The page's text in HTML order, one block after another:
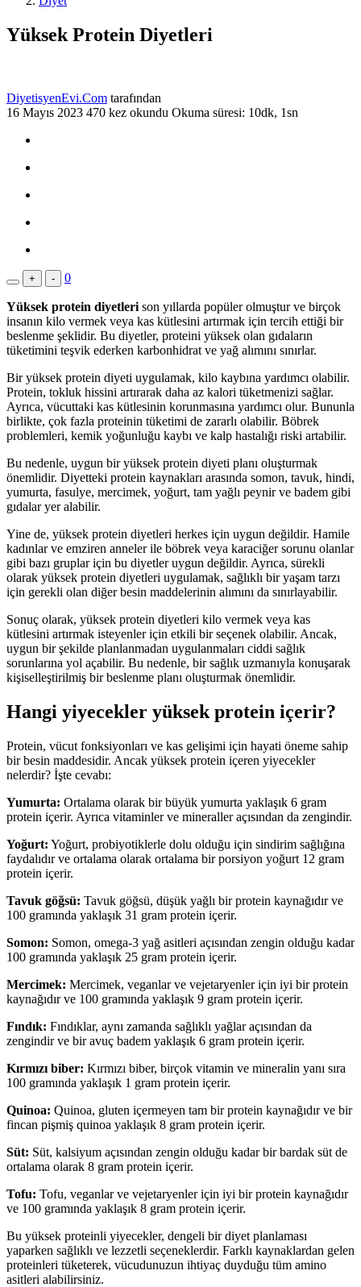
Yüksek Protein Diyetleri
DiyetisyenEvi.Com tarafından
16 Mayıs 2023 470 kez okundu Okuma süresi: 10dk, 1sn
+ - 0
Yüksek protein diyetleri son yıllarda popüler olmuştur ve birçok
insanın kilo vermek veya kas kütlesini artırmak için tercih ettiği bir
beslenme şeklidir. Bu diyetler, proteini yüksek olan gıdaların
tüketimini teşvik ederken karbonhidrat ve yağ alımını sınırlar.
Bir yüksek protein diyeti uygulamak, kilo kaybına yardımcı olabilir.
Protein, tokluk hissini artırarak daha az kalori tüketmenizi sağlar.
Ayrıca, vücuttaki kas kütlesinin korunmasına yardımcı olur. Bununla
birlikte, çok fazla proteinin tüketimi de zararlı olabilir. Böbrek
problemleri, kemik yoğunluğu kaybı ve kalp hastalığı riski artabilir.
Bu nedenle, uygun bir yüksek protein diyeti planı oluşturmak
önemlidir. Diyetteki protein kaynakları arasında somon, tavuk, hindi,
yumurta, fasulye, mercimek, yoğurt, tam yağlı peynir ve badem gibi
gıdalar yer alabilir.
Yine de, yüksek protein diyetleri herkes için uygun değildir. Hamile
kadınlar ve emziren anneler ile böbrek veya karaciğer sorunu olanlar
gibi bazı gruplar için bu diyetler uygun değildir. Ayrıca, sürekli
olarak yüksek protein diyetleri uygulamak, sağlıklı bir yaşam tarzı
için gerekli olan diğer besin maddelerinin alımını da sınırlayabilir.
Sonuç olarak, yüksek protein diyetleri kilo vermek veya kas
kütlesini artırmak isteyenler için etkili bir seçenek olabilir. Ancak,
uygun bir şekilde planlanmadan uygulanmaları ciddi sağlık
sorunlarına yol açabilir. Bu nedenle, bir sağlık uzmanıyla konuşarak
kişiselleştirilmiş bir beslenme planı oluşturmak önemlidir.
Hangi yiyecekler yüksek protein içerir?
Protein, vücut fonksiyonları ve kas gelişimi için hayati öneme sahip
bir besin maddesidir. Ancak yüksek protein içeren yiyecekler
nelerdir? İşte cevabı:
Yumurta: Ortalama olarak bir büyük yumurta yaklaşık 6 gram
protein içerir. Ayrıca vitaminler ve mineraller açısından da zengindir.
Yoğurt: Yoğurt, probiyotiklerle dolu olduğu için sindirim sağlığına
faydalıdır ve ortalama olarak ortalama bir porsiyon yoğurt 12 gram
protein içerir.
Tavuk göğsü: Tavuk göğsü, düşük yağlı bir protein kaynağıdır ve
100 gramında yaklaşık 31 gram protein içerir.
Somon: Somon, omega-3 yağ asitleri açısından zengin olduğu kadar
100 gramında yaklaşık 25 gram protein içerir.
Mercimek: Mercimek, veganlar ve vejetaryenler için iyi bir protein
kaynağıdır ve 100 gramında yaklaşık 9 gram protein içerir.
Fındık: Fındıklar, aynı zamanda sağlıklı yağlar açısından da
zengindir ve bir avuç badem yaklaşık 6 gram protein içerir.
Kırmızı biber: Kırmızı biber, birçok vitamin ve mineralin yanı sıra
100 gramında yaklaşık 1 gram protein içerir.
Quinoa: Quinoa, gluten içermeyen tam bir protein kaynağıdır ve bir
fincan pişmiş quinoa yaklaşık 8 gram protein içerir.
Süt: Süt, kalsiyum açısından zengin olduğu kadar bir bardak süt de
ortalama olarak 8 gram protein içerir.
Tofu: Tofu, veganlar ve vejetaryenler için iyi bir protein kaynağıdır
ve 100 gramında yaklaşık 8 gram protein içerir.
Bu yüksek proteinli yiyecekler, dengeli bir diyet planlaması
yaparken sağlıklı ve lezzetli seçeneklerdir. Farklı kaynaklardan gelen
proteinleri tüketerek, vücudunuzun ihtiyaç duyduğu tüm amino
asitleri alabilirsiniz.